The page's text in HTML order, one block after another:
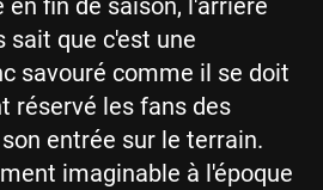
sait que c'est une
savouré comme il se doit
réservé les fans des
entrée sur le terrain.
imaginable à l'époque